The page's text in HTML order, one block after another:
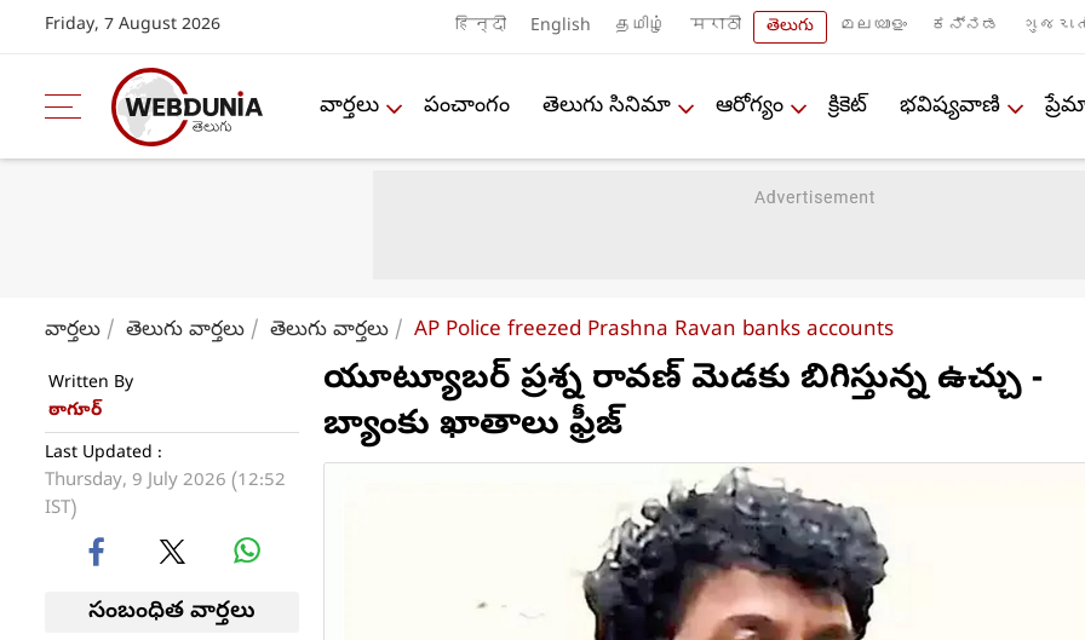
Friday, 7 August 2026 हिन्दी English தமிழ் मराठी తెలుగు മലയാളം ಕನ್ನಡ
వార్తలు పంచాంగం తెలుగు సినిమా ఆరోగ్యం క్రికెట్ భవిష్యవాణి
వార్తలు తెలుగు వార్తలు తెలుగు వార్తలు AP Police freezed Prashna Ravan banks accounts
Written By
ఠాగూర్
Last Updated :
Thursday, 9 July 2026 (12:52
IST)
సంబంధిత వార్తలు
యూట్యూబర్ ప్రశ్న రావణ్ మెడకు బిగిస్తున్న ఉచ్చు -
బ్యాంకు ఖాతాలు ఫ్రీజ్